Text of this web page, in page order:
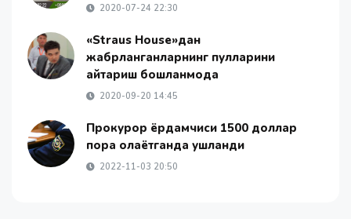
2020-07-24 22:30
«Straus House»дан
жабрланганларнинг пулларини
қайтариш бошланмоқда
2020-09-20 14:45
Прокурор ёрдамчиси 1500 доллар
пора олаётганда ушланди
2022-11-03 20:50